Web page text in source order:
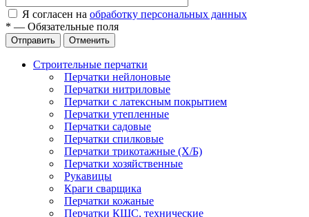
Я согласен на обработку персональных данных
* — Обязательные поля
Отправить Отменить
Строительные перчатки
Перчатки нейлоновые
Перчатки нитриловые
Перчатки с латексным покрытием
Перчатки утепленные
Перчатки садовые
Перчатки спилковые
Перчатки трикотажные (Х/Б)
Перчатки хозяйственные
Рукавицы
Краги сварщика
Перчатки кожаные
Перчатки КЩС, технические